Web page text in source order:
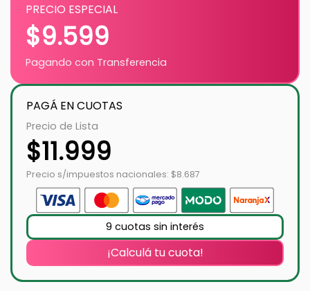
PRECIO ESPECIAL
$9.599
Pagando con Transferencia
PAGÁ EN CUOTAS
Precio de Lista
$11.999
Precio s/impuestos nacionales: $8.687
9 cuotas sin interés
¡Calculá tu cuota!